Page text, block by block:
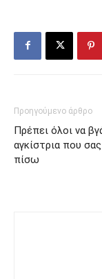
Προηγούμενο άρθρο
Πρέπει όλοι να
αγκίστρια που
πίσω